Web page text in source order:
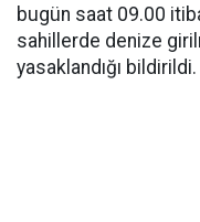
bugün saat 09.00
sahillerde denize
yasaklandığı bildirildi.